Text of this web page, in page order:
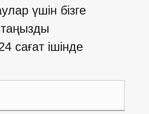
үшін бізге
сағат ішінде